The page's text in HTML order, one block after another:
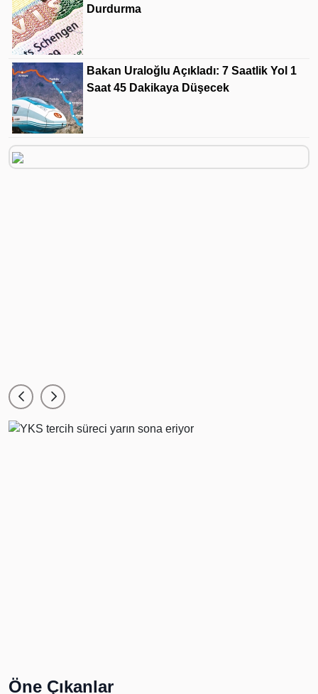
Durdurma
Bakan Uraloğlu Açıkladı: 7 Saatlik Yol 1
Saat 45 Dakikaya Düşecek
Öne Çıkanlar